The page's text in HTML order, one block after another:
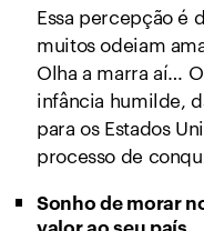
Essa percepção é
muitos odeiam
Olha a marra aí…
infância humilde,
para os Estados
processo de
Sonho de morar
valor ao seu país.